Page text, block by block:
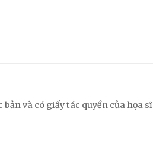
và có giấy tác quyền của họa sĩ